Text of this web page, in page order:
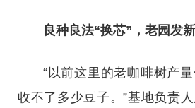
良种良法“换芯”，老园发
“以前这里的老咖啡树产
收不了多少豆子。”基地负责